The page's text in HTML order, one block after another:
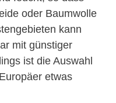
oder Baumwolle
kann
mit günstiger
ist die Auswahl
etwas